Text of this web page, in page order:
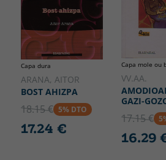
Capa dura
ARANA, AITOR
BOST AHIZPA
18.15 € 5% DTO
17.24 €
Capa mole ou
VV.AA.
GAZI-
17.15 €
16.29